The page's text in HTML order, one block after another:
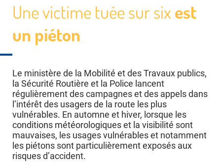
Une victime tuée sur sixest
un piéton
Le ministère de la Mobilité et des Travaux publics,
la Sécurité Routière et la Police lancent
régulièrement des campagnes et des appels dans
l’intérêt des usagers de la route les plus
vulnérables. En automne et hiver, lorsque les
conditions météorologiques et la visibilité sont
mauvaises, les usages vulnérables et notamment
les piétons sont particulièrement exposés aux
risques d’accident.